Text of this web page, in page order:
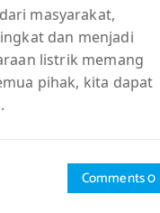
masyarakat,
dan menjadi
listrik memang
pihak, kita dapat
Comments 0